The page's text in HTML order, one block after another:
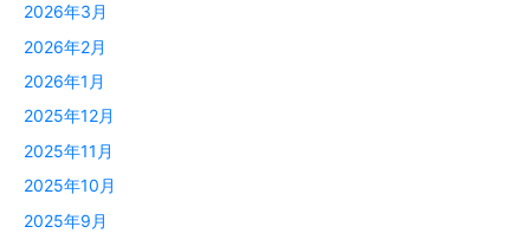
2026年3月
2026年2月
2026年1月
2025年12月
2025年11月
2025年10月
2025年9月